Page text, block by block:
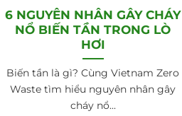
6 NGUYÊN NHÂN GÂY CHÁY
NỔ BIẾN TẦN TRONG LÒ
HƠI
Biến tần là gì? Cùng Vietnam Zero
Waste tìm hiểu nguyên nhân gây
cháy nổ...